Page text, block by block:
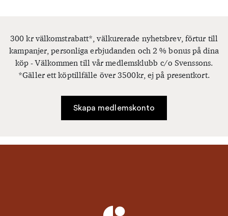
300 kr välkomstrabatt*, välkurerade nyhetsbrev, förtur till
kampanjer, personliga erbjudanden och 2 % bonus på dina
köp - Välkommen till vår medlemsklubb c/o Svenssons.
*Gäller ett köptillfälle över 3500kr, ej på presentkort.
Skapa medlemskonto